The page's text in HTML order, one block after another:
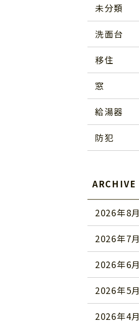
未分類
洗面台
移住
窓
給湯器
防犯
ARCHIVE
2026年8月
2026年7月
2026年6月
2026年5月
2026年4月